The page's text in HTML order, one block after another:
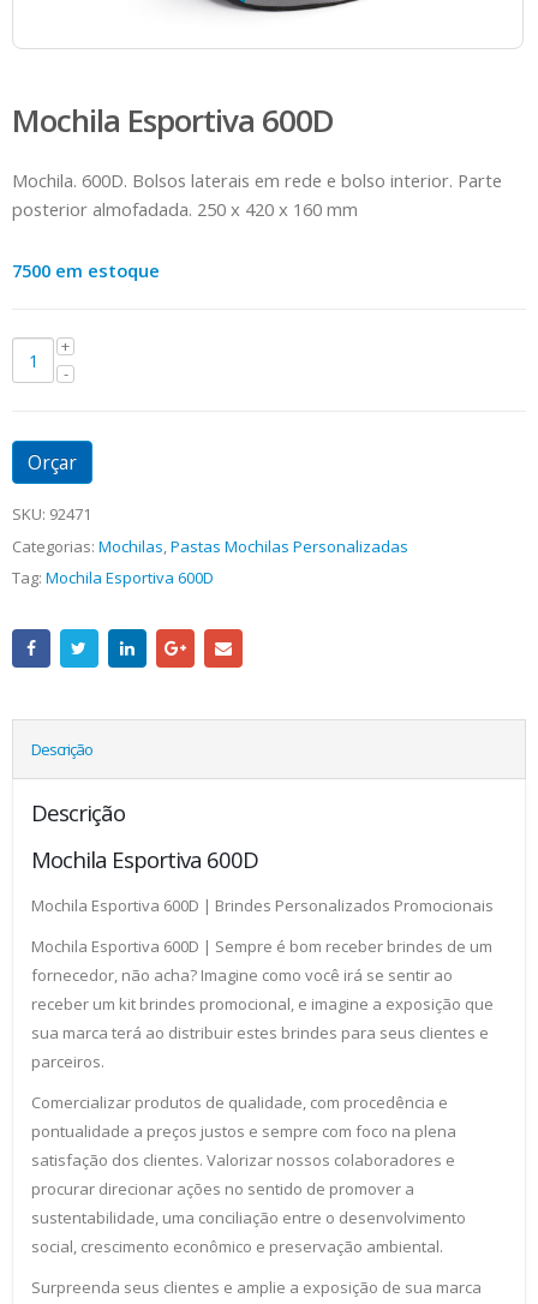
Mochila Esportiva 600D
Mochila. 600D. Bolsos laterais em rede e bolso interior. Parte
posterior almofadada. 250 x 420 x 160 mm
7500 em estoque
Orçar
SKU: 92471
Categorias: Mochilas,Pastas Mochilas Personalizadas
Tag: Mochila Esportiva 600D
Descrição
Descrição
Mochila Esportiva 600D
Mochila Esportiva 600D | Brindes Personalizados Promocionais
Mochila Esportiva 600D | Sempre é bom receber brindes de um
fornecedor, não acha? Imagine como você irá se sentir ao
receber um kit brindes promocional, e imagine a exposição que
sua marca terá ao distribuir estes brindes para seus clientes e
parceiros.
Comercializar produtos de qualidade, com procedência e
pontualidade a preços justos e sempre com foco na plena
satisfação dos clientes. Valorizar nossos colaboradores e
procurar direcionar ações no sentido de promover a
sustentabilidade, uma conciliação entre o desenvolvimento
social, crescimento econômico e preservação ambiental.
Surpreenda seus clientes e amplie a exposição de sua marca